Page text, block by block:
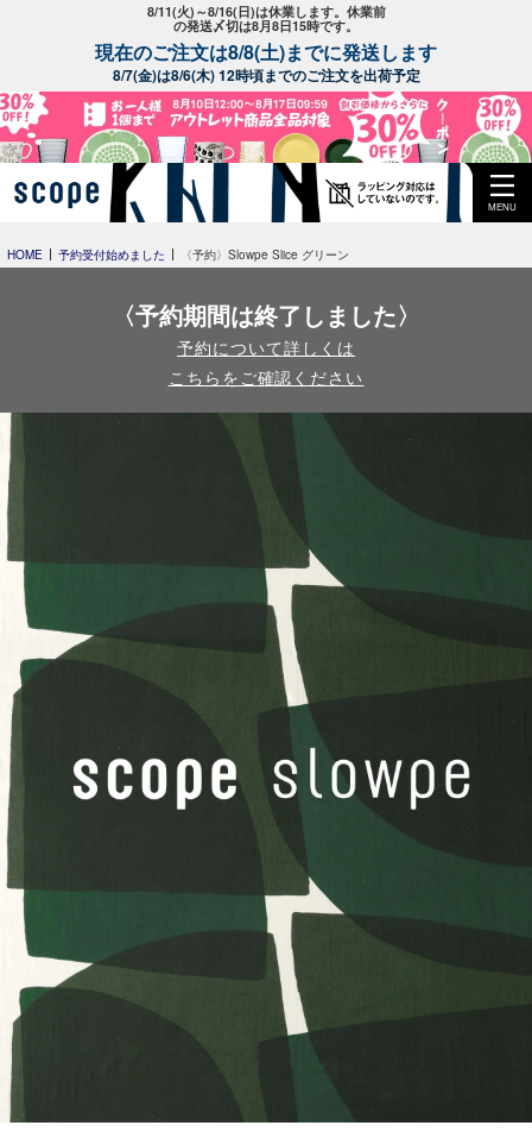
8/11(火)～8/16(日)は休業します。休業前
の発送〆切は8月8日15時です。
現在のご注文は8/8(土)までに発送します
8/7(金)は8/6(木) 12時頃までのご注文を出荷予定
MENU
HOME 予約受付始めました 〈予約〉Slowpe Slice グリーン
〈予約期間は終了しました〉
予約について詳しくは
こちらをご確認ください